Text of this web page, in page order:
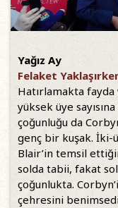
Yağız Ay
Felaket
Hatırlamakta fayda
yüksek üye
çoğunluğu da
genç bir kuşak. İki-
Blair’in temsil
solda tabii, fakat
çoğunlukta.
çehresini